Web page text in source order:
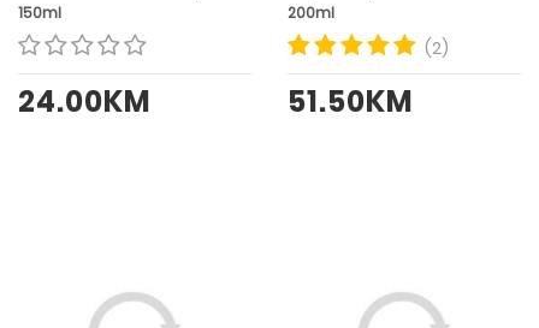
krema za tijelo
150ml
24.00KM
200ml
(2)
51.50KM